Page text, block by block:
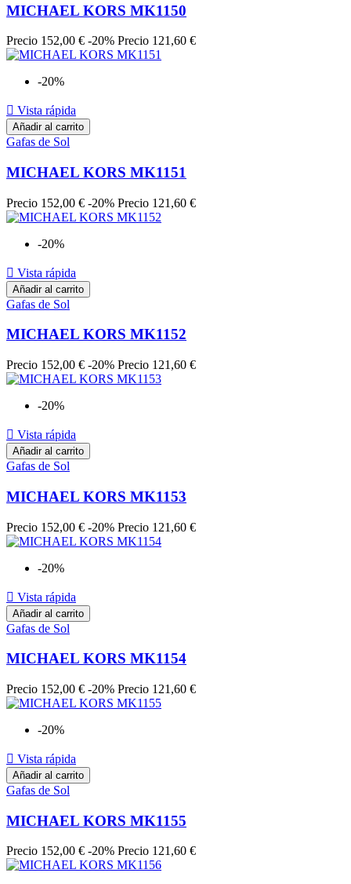
MICHAEL KORS MK1150
Precio 152,00 € -20% Precio 121,60 €
-20%
 Vista rápida
Añadir al carrito
Gafas de Sol
MICHAEL KORS MK1151
Precio 152,00 € -20% Precio 121,60 €
-20%
 Vista rápida
Añadir al carrito
Gafas de Sol
MICHAEL KORS MK1152
Precio 152,00 € -20% Precio 121,60 €
-20%
 Vista rápida
Añadir al carrito
Gafas de Sol
MICHAEL KORS MK1153
Precio 152,00 € -20% Precio 121,60 €
-20%
 Vista rápida
Añadir al carrito
Gafas de Sol
MICHAEL KORS MK1154
Precio 152,00 € -20% Precio 121,60 €
-20%
 Vista rápida
Añadir al carrito
Gafas de Sol
MICHAEL KORS MK1155
Precio 152,00 € -20% Precio 121,60 €